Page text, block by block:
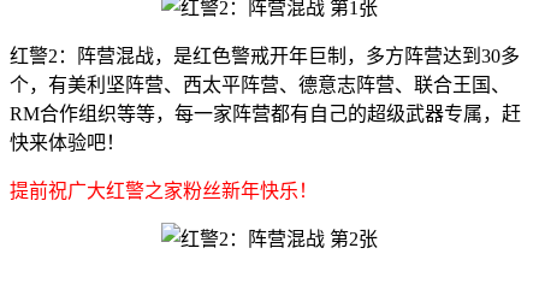
红警2：阵营混战，是红色警戒开年巨制，多方阵营达到30多
个，有美利坚阵营、西太平阵营、德意志阵营、联合王国、
RM合作组织等等，每一家阵营都有自己的超级武器专属，赶
快来体验吧！
提前祝广大红警之家粉丝新年快乐！